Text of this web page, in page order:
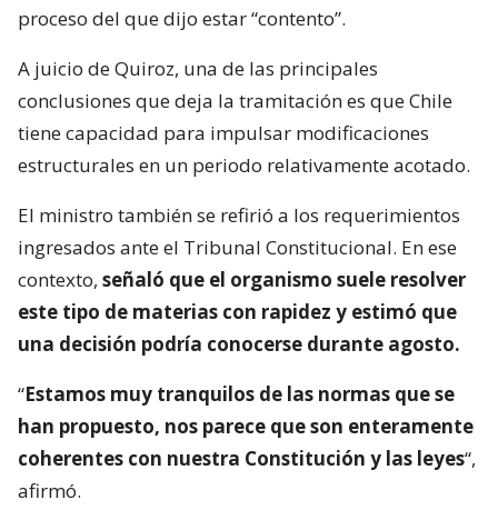
proceso del que dijo estar “contento”.
A juicio de Quiroz, una de las principales
conclusiones que deja la tramitación es que Chile
tiene capacidad para impulsar modificaciones
estructurales en un periodo relativamente acotado.
El ministro también se refirió a los requerimientos
ingresados ante el Tribunal Constitucional. En ese
contexto, señaló que el organismo suele resolver
este tipo de materias con rapidez y estimó que
una decisión podría conocerse durante agosto.
“Estamos muy tranquilos de las normas que se
han propuesto, nos parece que son enteramente
coherentes con nuestra Constitución y las leyes“,
afirmó.